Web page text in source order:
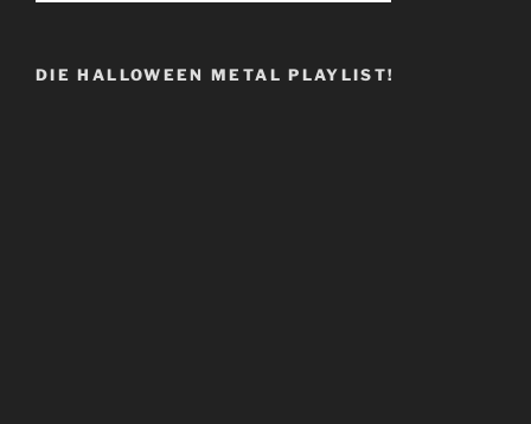
DIE HALLOWEEN METAL PLAYLIST!